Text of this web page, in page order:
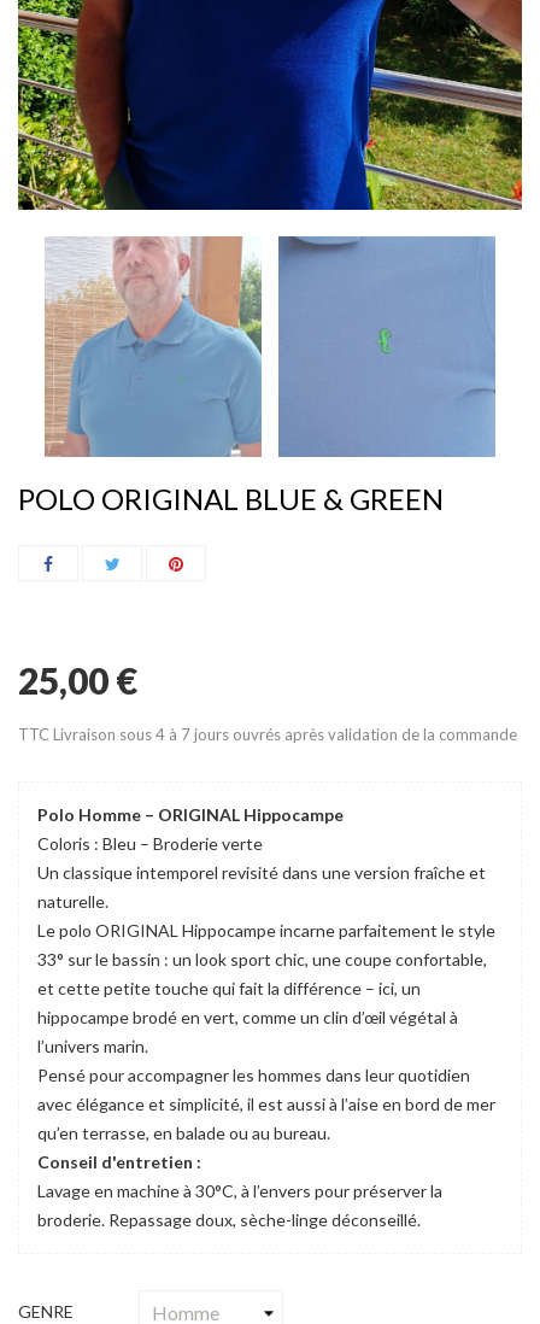
POLO ORIGINAL BLUE & GREEN
25,00 €
TTC Livraison sous 4 à 7 jours ouvrés après validation de la commande
Polo Homme – ORIGINAL Hippocampe
Coloris : Bleu – Broderie verte
Un classique intemporel revisité dans une version fraîche et
naturelle.
Le polo ORIGINAL Hippocampe incarne parfaitement le style
33° sur le bassin : un look sport chic, une coupe confortable,
et cette petite touche qui fait la différence – ici, un
hippocampe brodé en vert, comme un clin d’œil végétal à
l’univers marin.
Pensé pour accompagner les hommes dans leur quotidien
avec élégance et simplicité, il est aussi à l’aise en bord de mer
qu’en terrasse, en balade ou au bureau.
Conseil d'entretien :
Lavage en machine à 30°C, à l’envers pour préserver la
broderie. Repassage doux, sèche-linge déconseillé.
GENRE